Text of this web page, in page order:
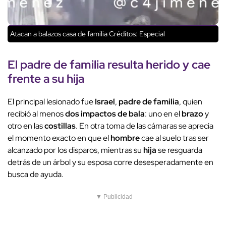
Atacan a balazos casa de familiaCréditos: Especial
El padre de familiaresultaheridoy cae
frente a su hija
El principal lesionado fueIsrael,padre de familia, quien
recibió al menosdos impactos de bala: uno en elbrazoy
otro en lascostillas. En otra toma de las cámaras se aprecia
el momento exacto en que elhombrecae al suelo tras ser
alcanzado por los disparos, mientras suhijase resguarda
detrás de un árbol y su esposa corre desesperadamente en
busca de ayuda.
▼ Publicidad